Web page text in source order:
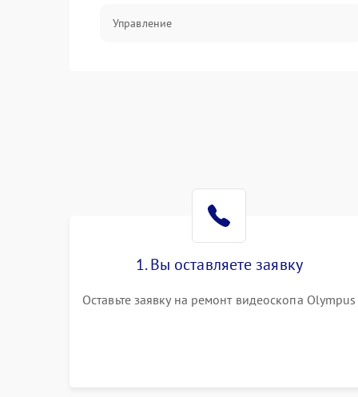
Управление
Программное обеспечение
Электроника/Механические
1. Вы оставляете заявку
Оставьте заявку на ремонт видеоскопа Olympus